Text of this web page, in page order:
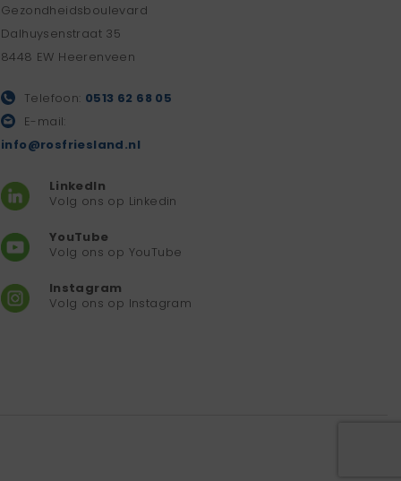
Gezondheidsboulevard
Dalhuysenstraat 35
8448 EW Heerenveen
Telefoon: 0513 62 68 05
E-mail:
info@rosfriesland.nl
LinkedIn
Volg ons op Linkedin
YouTube
Volg ons op YouTube
Instagram
Volg ons op Instagram